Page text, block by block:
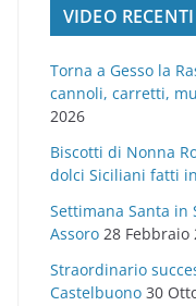
o
r
e
VIDEO RECENTI
Torna a Gesso la
cannoli, carretti,
2026
Biscotti di Nonna
dolci Siciliani fatti
Settimana Santa
Assoro 28 Febbraio
Straordinario
Castelbuono 30